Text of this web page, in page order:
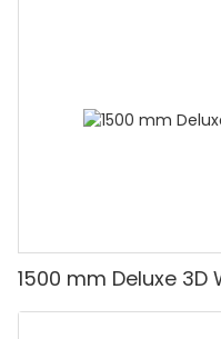
1500 mm Deluxe